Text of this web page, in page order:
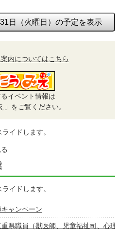
日（火曜日）の予定を表示
内についてはこちら
イベント情報は
」をご覧ください。
イドします。
イドします。
ャンペーン
重県職員（獣医師、児童福祉司、心理